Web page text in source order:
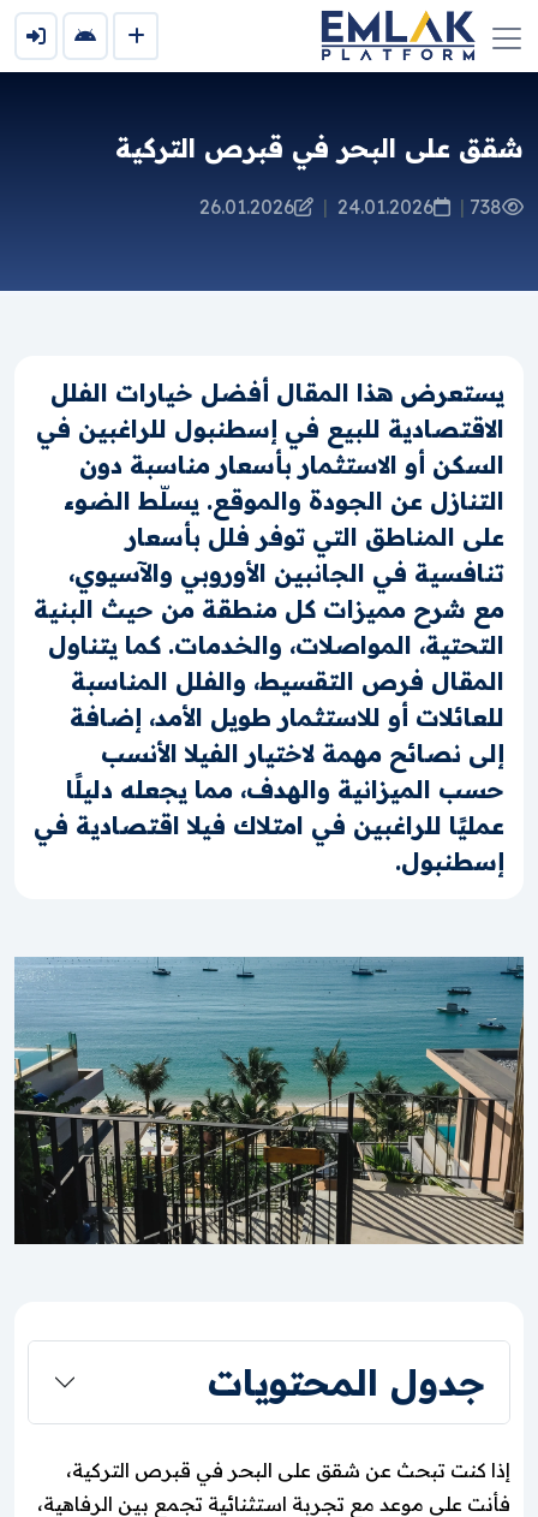
شقق على البحر في قبرص التركية
738
|
24.01.2026
|
26.01.2026
يستعرض هذا المقال أفضل خيارات الفلل
الاقتصادية للبيع في إسطنبول للراغبين في
السكن أو الاستثمار بأسعار مناسبة دون
التنازل عن الجودة والموقع. يسلّط الضوء
على المناطق التي توفر فلل بأسعار
تنافسية في الجانبين الأوروبي والآسيوي،
مع شرح مميزات كل منطقة من حيث البنية
التحتية، المواصلات، والخدمات. كما يتناول
المقال فرص التقسيط، والفلل المناسبة
للعائلات أو للاستثمار طويل الأمد، إضافة
إلى نصائح مهمة لاختيار الفيلا الأنسب
حسب الميزانية والهدف، مما يجعله دليلًا
عمليًا للراغبين في امتلاك فيلا اقتصادية في
إسطنبول.
جدول المحتويات
إذا كنت تبحث عن شقق على البحر في قبرص التركية،
فأنت على موعد مع تجربة استثنائية تجمع بين الرفاهية،